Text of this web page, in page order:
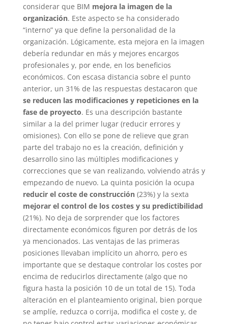
considerar que BIM mejora la imagen de la
organización. Este aspecto se ha considerado
“interno” ya que define la personalidad de la
organización. Lógicamente, esta mejora en la imagen
debería redundar en más y mejores encargos
profesionales y, por ende, en los beneficios
económicos. Con escasa distancia sobre el punto
anterior, un 31% de las respuestas destacaron que
se reducen las modificaciones y repeticiones en la
fase de proyecto. Es una descripción bastante
similar a la del primer lugar (reducir errores y
omisiones). Con ello se pone de relieve que gran
parte del trabajo no es la creación, definición y
desarrollo sino las múltiples modificaciones y
correcciones que se van realizando, volviendo atrás y
empezando de nuevo. La quinta posición la ocupa
reducir el coste de construcción(23%) y la sexta
mejorar el control de los costes y su predictibilidad
(21%). No deja de sorprender que los factores
directamente económicos figuren por detrás de los
ya mencionados. Las ventajas de las primeras
posiciones llevaban implícito un ahorro, pero es
importante que se destaque controlar los costes por
encima de reducirlos directamente (algo que no
figura hasta la posición 10 de un total de 15). Toda
alteración en el planteamiento original, bien porque
se amplíe, reduzca o corrija, modifica el coste y, de